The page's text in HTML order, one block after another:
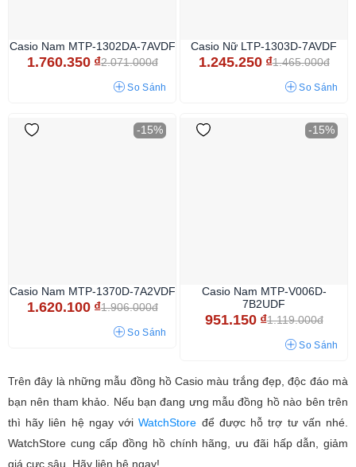
Casio Nam MTP-1302DA-7AVDF
1.760.350 ₫2.071.000đ
So Sánh
Casio Nữ LTP-1303D-7AVDF
1.245.250 ₫1.465.000đ
So Sánh
-15%
Casio Nam MTP-1370D-7A2VDF
1.620.100 ₫1.906.000đ
So Sánh
-15%
Casio Nam MTP-V006D-
7B2UDF
951.150 ₫1.119.000đ
So Sánh
Trên đây là những mẫu đồng hồ Casio màu trắng đẹp, độc đáo mà
bạn nên tham khảo. Nếu bạn đang ưng mẫu đồng hồ nào bên trên
thì hãy liên hệ ngay vớiWatchStore để được hỗ trợ tư vấn nhé.
WatchStore cung cấp đồng hồ chính hãng, ưu đãi hấp dẫn, giảm
giá cực sâu. Hãy liên hệ ngay!